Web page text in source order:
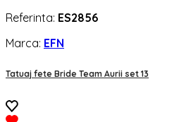
Referinta: ES2856
Marca: EFN
Tatuaj fete Bride Team Aurii set 13